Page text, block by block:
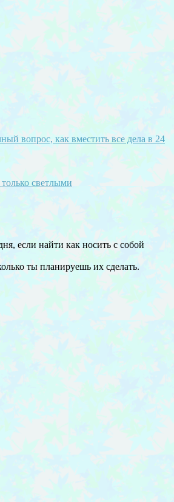
вопрос, как вместить все дела в 24
светлыми
если найти как носить с собой
ты планируешь их сделать.